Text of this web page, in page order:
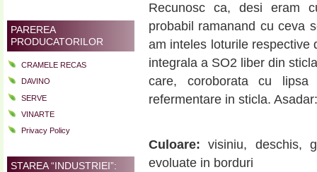
PAREREA
PRODUCATORILOR
CRAMELE RECAS
DAVINO
SERVE
VINARTE
Privacy Policy
STAREA “INDUSTRIEI”:
Recunosc ca, desi eram
probabil ramanand cu ceva
am inteles loturile respective
integrala a SO2 liber din
care, coroborata cu
refermentare in sticla. Asadar:
Culoare: visiniu, deschis,
evoluate in borduri